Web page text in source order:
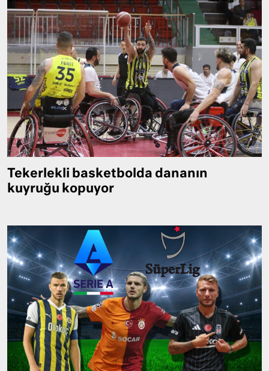
Tekerlekli basketbolda dananın
kuyruğu kopuyor